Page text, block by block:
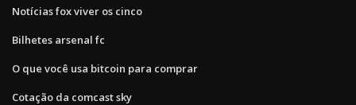
Notícias fox viver os cinco
Bilhetes arsenal fc
O que você usa bitcoin para comprar
Cotação da comcast sky